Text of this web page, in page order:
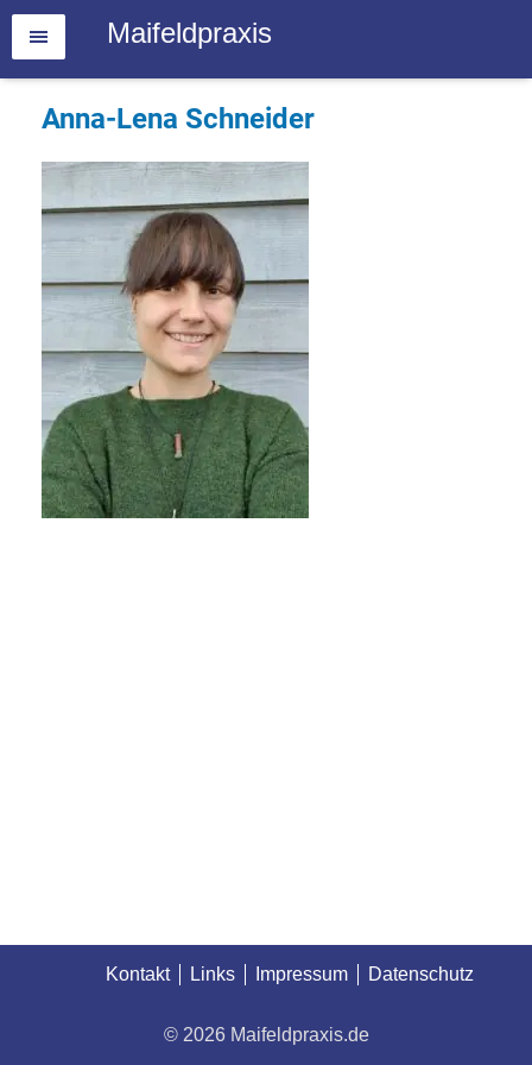
Maifeldpraxis
Anna-Lena Schneider
Kontakt Links Impressum Datenschutz
© 2026 Maifeldpraxis.de